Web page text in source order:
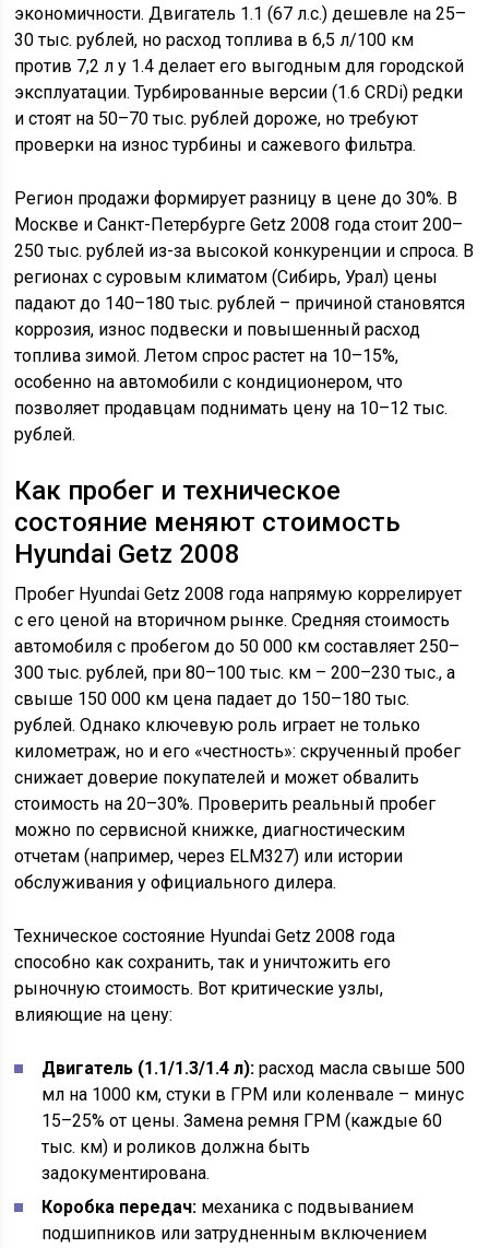
экономичности. Двигатель 1.1 (67 л.с.) дешевле на 25–
30 тыс. рублей, но расход топлива в 6,5 л/100 км
против 7,2 л у 1.4 делает его выгодным для городской
эксплуатации. Турбированные версии (1.6 CRDi) редки
и стоят на 50–70 тыс. рублей дороже, но требуют
проверки на износ турбины и сажевого фильтра.
Регион продажи формирует разницу в цене до 30%. В
Москве и Санкт-Петербурге Getz 2008 года стоит 200–
250 тыс. рублей из-за высокой конкуренции и спроса. В
регионах с суровым климатом (Сибирь, Урал) цены
падают до 140–180 тыс. рублей – причиной становятся
коррозия, износ подвески и повышенный расход
топлива зимой. Летом спрос растет на 10–15%,
особенно на автомобили с кондиционером, что
позволяет продавцам поднимать цену на 10–12 тыс.
рублей.
Как пробег и техническое
состояние меняют стоимость
Hyundai Getz 2008
Пробег Hyundai Getz 2008 года напрямую коррелирует
с его ценой на вторичном рынке. Средняя стоимость
автомобиля с пробегом до 50 000 км составляет 250–
300 тыс. рублей, при 80–100 тыс. км – 200–230 тыс., а
свыше 150 000 км цена падает до 150–180 тыс.
рублей. Однако ключевую роль играет не только
километраж, но и его «честность»: скрученный пробег
снижает доверие покупателей и может обвалить
стоимость на 20–30%. Проверить реальный пробег
можно по сервисной книжке, диагностическим
отчетам (например, через ELM327) или истории
обслуживания у официального дилера.
Техническое состояние Hyundai Getz 2008 года
способно как сохранить, так и уничтожить его
рыночную стоимость. Вот критические узлы,
влияющие на цену:
Двигатель (1.1/1.3/1.4 л): расход масла свыше 500
мл на 1000 км, стуки в ГРМ или коленвале – минус
15–25% от цены. Замена ремня ГРМ (каждые 60
тыс. км) и роликов должна быть
задокументирована.
Коробка передач: механика с подвыванием
подшипников или затрудненным включением